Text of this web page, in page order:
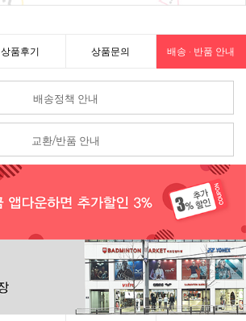
상품후기 상품문의 배송 · 반품 안내
배송정책 안내
교환/반품 안내